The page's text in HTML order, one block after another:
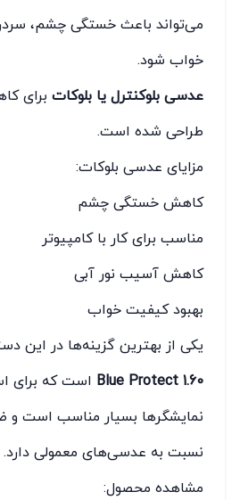
می‌تواند باعث خستگی چشم،
خواب شود.
عدسی بلوکنترل یا بلوکات برای
طراحی شده است.
مزایای عدسی بلوکات:
کاهش خستگی چشم
مناسب برای کار با کامپیوتر
کاهش آسیب نور آبی
بهبود کیفیت خواب
یکی از بهترین گزینه‌ها در این
Blue Protect 1.60 است که برای
نمایشگرها بسیار مناسب است
نسبت به عدسی‌های معمولی دارد.
مشاهده محصول: